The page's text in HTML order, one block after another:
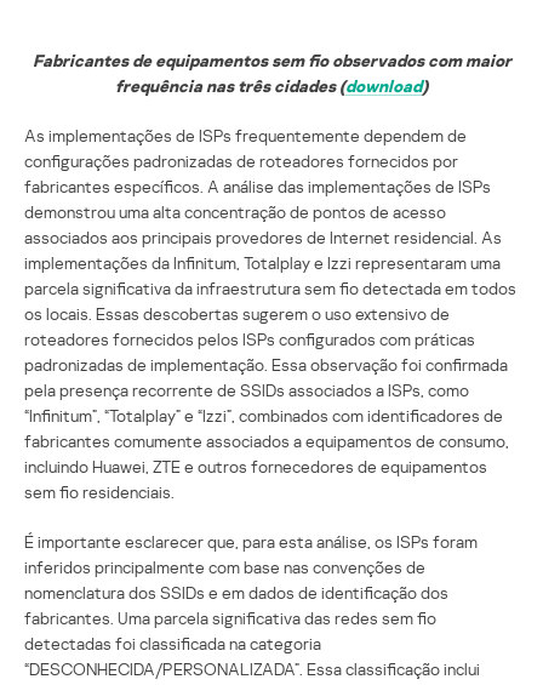
Fabricantes de equipamentos sem fio observados com maior
frequência nas três cidades (download)
As implementações de ISPs frequentemente dependem de
configurações padronizadas de roteadores fornecidos por
fabricantes específicos. A análise das implementações de ISPs
demonstrou uma alta concentração de pontos de acesso
associados aos principais provedores de Internet residencial. As
implementações da Infinitum, Totalplay e Izzi representaram uma
parcela significativa da infraestrutura sem fio detectada em todos
os locais. Essas descobertas sugerem o uso extensivo de
roteadores fornecidos pelos ISPs configurados com práticas
padronizadas de implementação. Essa observação foi confirmada
pela presença recorrente de SSIDs associados a ISPs, como
“Infinitum”, “Totalplay” e “Izzi”, combinados com identificadores de
fabricantes comumente associados a equipamentos de consumo,
incluindo Huawei, ZTE e outros fornecedores de equipamentos
sem fio residenciais.
É importante esclarecer que, para esta análise, os ISPs foram
inferidos principalmente com base nas convenções de
nomenclatura dos SSIDs e em dados de identificação dos
fabricantes. Uma parcela significativa das redes sem fio
detectadas foi classificada na categoria
“DESCONHECIDA/PERSONALIZADA”. Essa classificação inclui